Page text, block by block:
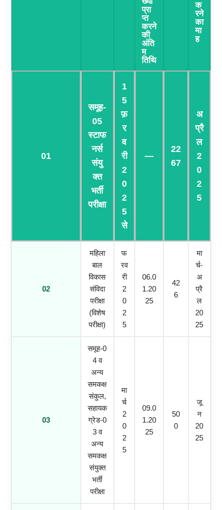
प्रा
प्त
करने
की
अंति
म
तिथि
क
रने
का
मा
ह
01
समूह-
05
स्टाफ
नर्स
संयु
क्त
भर्ती
परीक्षा
1
5
फ़
र
व
री
2
0
2
5
से
—
22
67
अ
प्रै
ल
2
0
2
5
02
महिला
बाल
विकास
संविदा
परीक्षा
(विशेष
परीक्षा)
फ
रव
री
2
0
2
5
06.0
1.20
25
42
6
मा
र्च-
अ
प्रै
ल
20
25
03
समूह-0
4 व
अन्य
समकक्ष
संकुल,
सहायक
ग्रेड-0
3 व
अन्य
समकक्ष
संयुक्त
भर्ती
परीक्षा
मा
र्च
2
0
2
5
09.0
1.20
25
50
0
जू
न
20
25